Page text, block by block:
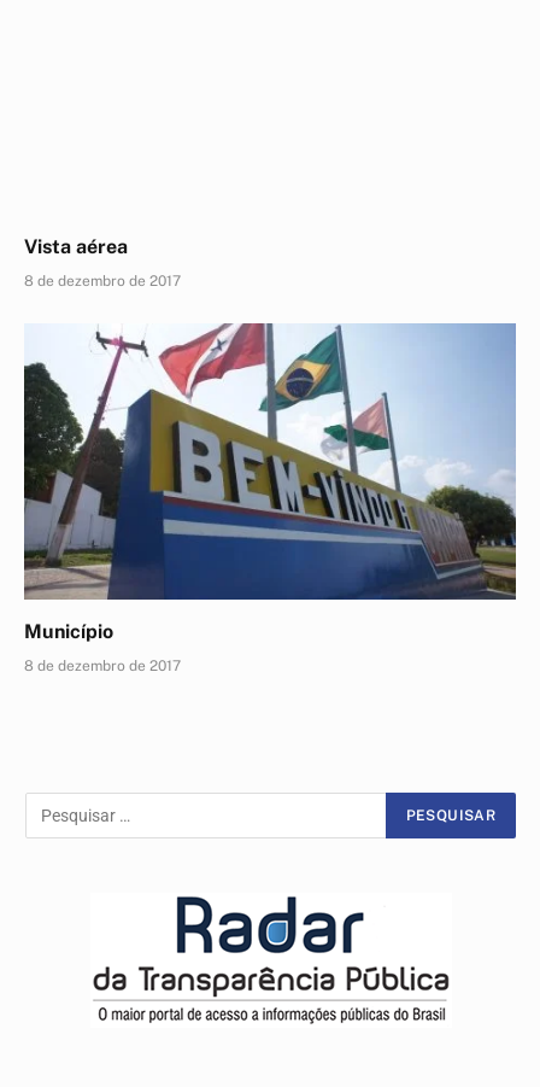
Vista aérea
8 de dezembro de 2017
Município
8 de dezembro de 2017